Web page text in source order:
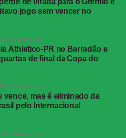
Mundo – 18ª rodada
de virada para o Grêmio e
jogo sem vencer no
2 dias atrás
Athletico-PR no Barradão e
de final da Copa do
2 dias atrás
vence, mas é eliminado da
pelo Internacional
3 dias atrás